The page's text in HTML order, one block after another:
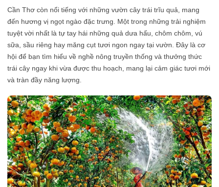
Cần Thơ còn nổi tiếng với những vườn cây trái trĩu quả, mang
đến hương vị ngọt ngào đặc trưng. Một trong những trải nghiệm
tuyệt vời nhất là tự tay hái những quả dưa hấu, chôm chôm, vú
sữa, sầu riêng hay măng cụt tươi ngon ngay tại vườn. Đây là cơ
hội để bạn tìm hiểu về nghề nông truyền thống và thưởng thức
trái cây ngay khi vừa được thu hoạch, mang lại cảm giác tươi mới
và tràn đầy năng lượng.